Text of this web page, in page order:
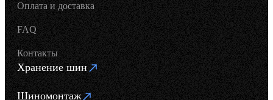
Оплата и доставка
FAQ
Контакты
Хранение шин
Шиномонтаж